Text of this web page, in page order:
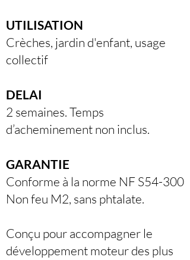
UTILISATION
Crèches, jardin d'enfant, usage
collectif
DELAI
2 semaines. Temps
d’acheminement non inclus.
GARANTIE
Conforme à la norme NF S54-300
Non feu M2, sans phtalate.
Conçu pour accompagner le
développement moteur des plus